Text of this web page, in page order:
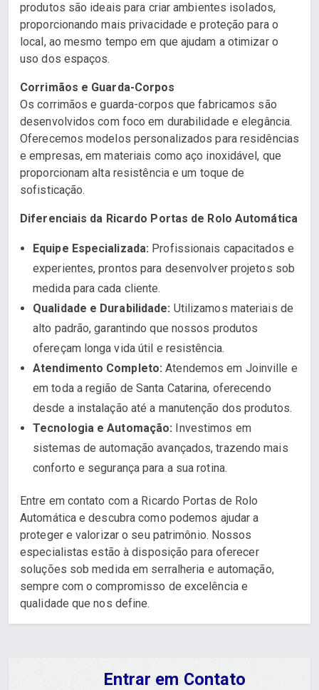
produtos são ideais para criar ambientes isolados,
proporcionando mais privacidade e proteção para o
local, ao mesmo tempo em que ajudam a otimizar o
uso dos espaços.
Corrimãos e Guarda-Corpos
Os corrimãos e guarda-corpos que fabricamos são
desenvolvidos com foco em durabilidade e elegância.
Oferecemos modelos personalizados para residências
e empresas, em materiais como aço inoxidável, que
proporcionam alta resistência e um toque de
sofisticação.
Diferenciais da Ricardo Portas de Rolo Automática
Equipe Especializada: Profissionais capacitados e
experientes, prontos para desenvolver projetos sob
medida para cada cliente.
Qualidade e Durabilidade: Utilizamos materiais de
alto padrão, garantindo que nossos produtos
ofereçam longa vida útil e resistência.
Atendimento Completo: Atendemos em Joinville e
em toda a região de Santa Catarina, oferecendo
desde a instalação até a manutenção dos produtos.
Tecnologia e Automação: Investimos em
sistemas de automação avançados, trazendo mais
conforto e segurança para a sua rotina.
Entre em contato com a Ricardo Portas de Rolo
Automática e descubra como podemos ajudar a
proteger e valorizar o seu patrimônio. Nossos
especialistas estão à disposição para oferecer
soluções sob medida em serralheria e automação,
sempre com o compromisso de excelência e
qualidade que nos define.
Entrar em Contato